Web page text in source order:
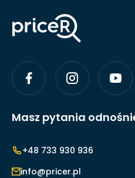
Masz pytania
+48 733 930 936
info@pricer.pl